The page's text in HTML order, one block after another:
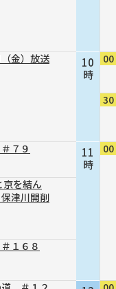
金）放送
７９
を結ん
津川開削
１６８
10
時
11
時
00
30
00